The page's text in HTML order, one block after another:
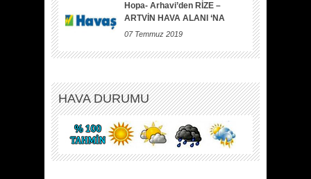
Hopa- Arhavi’den RİZE –
ARTVİN HAVA ALANI ‘NA
07 Temmuz 2019
HAVA DURUMU